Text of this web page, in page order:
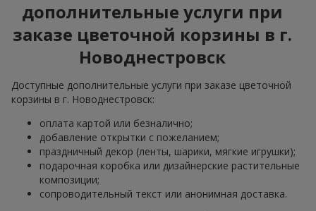
дополнительные услуги при
заказе цветочной корзины в г.
Новоднестровск
Доступные дополнительные услуги при заказе цветочной
корзины в г. Новоднестровск:
оплата картой или безналично;
добавление открытки с пожеланием;
праздничный декор (ленты, шарики, мягкие игрушки);
подарочная коробка или дизайнерские растительные
композиции;
сопроводительный текст или анонимная доставка.